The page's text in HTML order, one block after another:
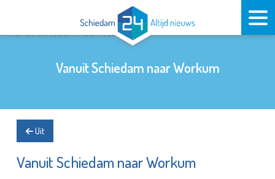
Vanuit Schiedam naar Workum
Uit
Vanuit Schiedam naar Workum